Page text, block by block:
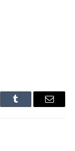
Tumblr Email